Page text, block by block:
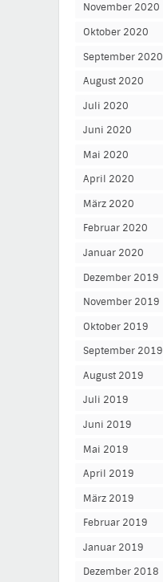
November 2020
Oktober 2020
September 2020
August 2020
Juli 2020
Juni 2020
Mai 2020
April 2020
März 2020
Februar 2020
Januar 2020
Dezember 2019
November 2019
Oktober 2019
September 2019
August 2019
Juli 2019
Juni 2019
Mai 2019
April 2019
März 2019
Februar 2019
Januar 2019
Dezember 2018